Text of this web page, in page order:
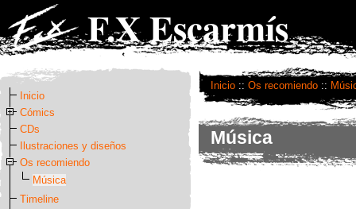
F.X Escarmís
Inicio :: Os recomiendo ::
Música
Inicio
Cómics
CDs
Ilustraciones y diseños
Os recomiendo
Música
Timeline